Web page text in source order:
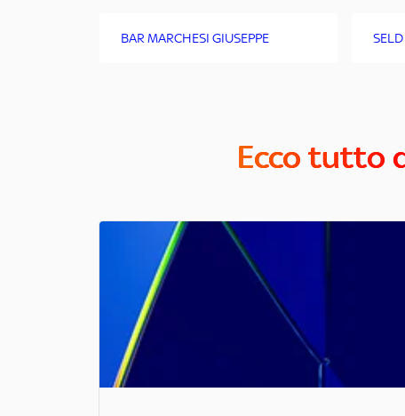
BAR MARCHESI GIUSEPPE
Ecco tutto